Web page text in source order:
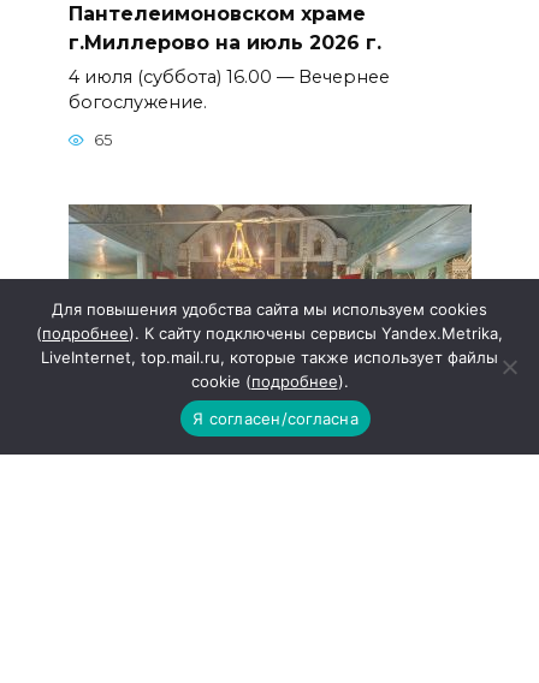
Пантелеимоновском храме
г.Миллерово на июль 2026 г.
4 июля (суббота) 16.00 — Вечернее
богослужение.
65
Для повышения удобства сайта мы используем cookies
(подробнее). К сайту подключены сервисы Yandex.Metrika,
LiveInternet, top.mail.ru, которые также использует файлы
cookie (подробнее).
Я согласен/согласна